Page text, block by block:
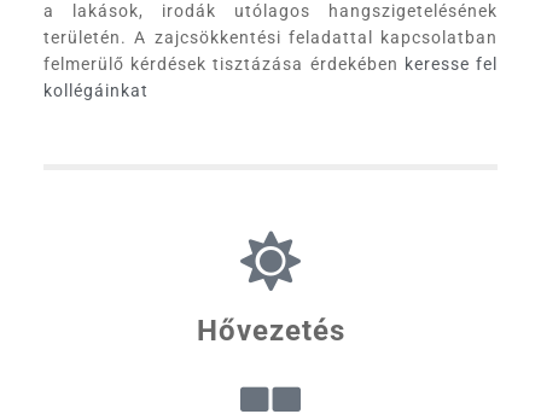
a lakások, irodák utólagos hangszigetelésének
területén. A zajcsökkentési feladattal kapcsolatban
felmerülő kérdések tisztázása érdekében keresse fel
kollégáinkat
Hővezetés